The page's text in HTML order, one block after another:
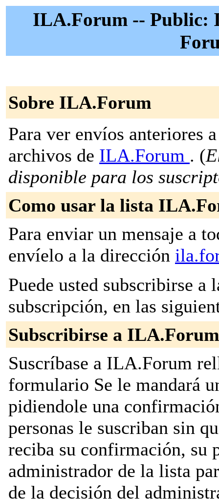
ILA.Forum -- Public:
Sobre ILA.Forum
Para ver envíos anteriores
archivos de ILA.Forum . (
disponible para los
Como usar la lista
Para enviar un mensaje a
envíelo a la dirección
Puede usted subscribirse a
subscripción, en las
Subscribirse a ILA.Forum
Suscríbase a ILA.Forum
formulario Se le mandará
pidiendole una
personas le suscriban sin
reciba su confirmación, su
administrador de la lista
de la decisión del